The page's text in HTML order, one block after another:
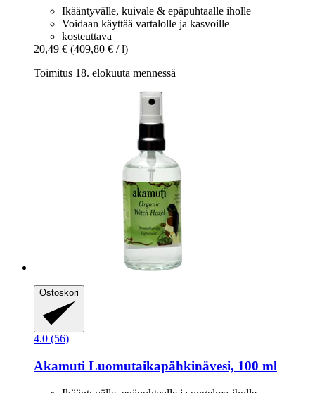
Ikääntyvälle, kuivale & epäpuhtaalle iholle
Voidaan käyttää vartalolle ja kasvoille
kosteuttava
20,49 € (409,80 € / l)
Toimitus 18. elokuuta mennessä
Ostoskori
4.0 (56)
Akamuti Luomutaikapähkinävesi, 100 ml